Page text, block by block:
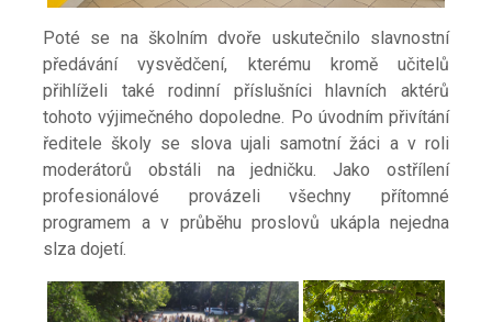
Poté se na školním dvoře uskutečnilo slavnostní
předávání vysvědčení, kterému kromě učitelů
přihlíželi také rodinní příslušníci hlavních aktérů
tohoto výjimečného dopoledne. Po úvodním přivítání
ředitele školy se slova ujali samotní žáci a v roli
moderátorů obstáli na jedničku. Jako ostřílení
profesionálové provázeli všechny přítomné
programem a v průběhu proslovů ukápla nejedna
slza dojetí.